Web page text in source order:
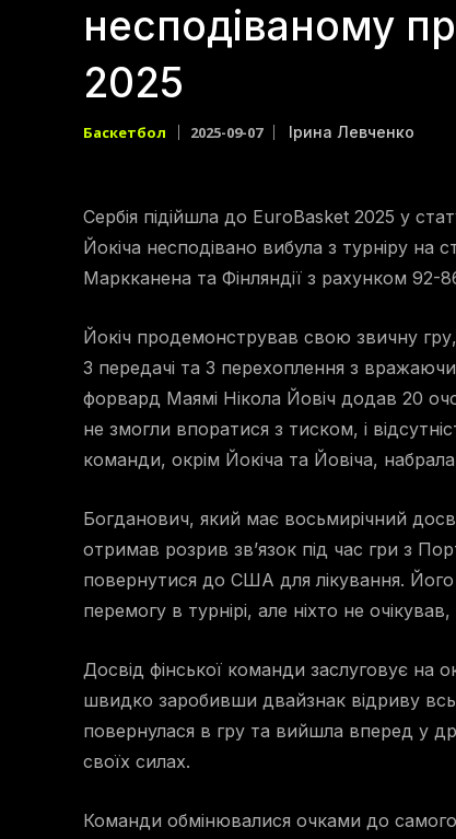
несподіваному
2025
Баскетбол 2025-09-07 Ірина Левченко
Сербія підійшла до EuroBasket 2025 у
Йокіча несподівано вибула з турніру на
Маркканена та Фінляндії з рахунком 92-
Йокіч продемонстрував свою звичну
3 передачі та 3 перехоплення з
форвард Маямі Нікола Йовіч додав 20
не змогли впоратися з тиском, і
команди, окрім Йокіча та Йовіча,
Богданович, який має восьмирічний
отримав розрив зв’язок під час гри з
повернутися до США для лікування. Його
перемогу в турнірі, але ніхто не
Досвід фінської команди заслуговує на
швидко заробивши двайзнак відриву
повернулася в гру та вийшла вперед у
своїх силах.
Команди обмінювалися очками до самого